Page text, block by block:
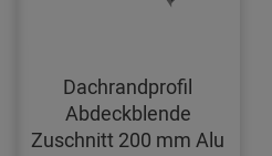
Dachrandprofil
Abdeckblende
Zuschnitt 200 mm Alu